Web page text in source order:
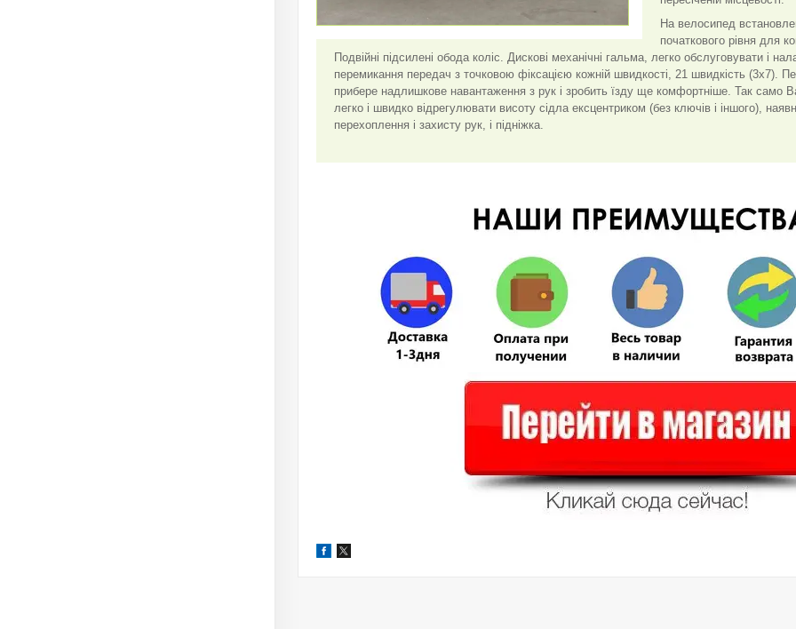
На велосипед
початкового рівня для
Подвійні підсилені обода коліс. Дискові механічні гальма, легко обслуговувати і
перемикання передач з точковою фіксацією кожній швидкості, 21 швидкість (3х7).
прибере надлишкове навантаження з рук і зробить їзду ще комфортніше. Так само
легко і швидко відрегулювати висоту сідла ексцентриком (без ключів і іншого),
перехоплення і захисту рук, і підніжка.